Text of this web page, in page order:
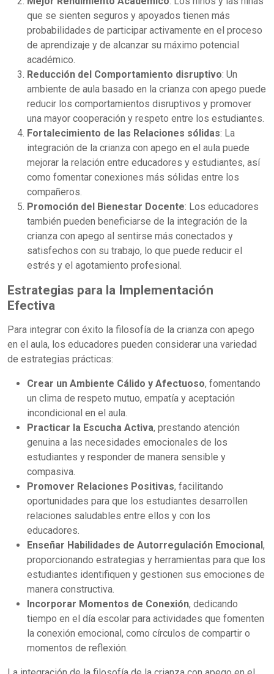
que se sienten seguros y apoyados tienen más
probabilidades de participar activamente en el proceso
de aprendizaje y de alcanzar su máximo potencial
académico.
Reducción del Comportamiento disruptivo: Un
ambiente de aula basado en la crianza con apego puede
reducir los comportamientos disruptivos y promover
una mayor cooperación y respeto entre los estudiantes.
Fortalecimiento de las Relaciones sólidas: La
integración de la crianza con apego en el aula puede
mejorar la relación entre educadores y estudiantes, así
como fomentar conexiones más sólidas entre los
compañeros.
Promoción del Bienestar Docente: Los educadores
también pueden beneficiarse de la integración de la
crianza con apego al sentirse más conectados y
satisfechos con su trabajo, lo que puede reducir el
estrés y el agotamiento profesional.
Estrategias para la Implementación
Efectiva
Para integrar con éxito la filosofía de la crianza con apego
en el aula, los educadores pueden considerar una variedad
de estrategias prácticas:
Crear un Ambiente Cálido y Afectuoso, fomentando
un clima de respeto mutuo, empatía y aceptación
incondicional en el aula.
Practicar la Escucha Activa, prestando atención
genuina a las necesidades emocionales de los
estudiantes y responder de manera sensible y
compasiva.
Promover Relaciones Positivas, facilitando
oportunidades para que los estudiantes desarrollen
relaciones saludables entre ellos y con los
educadores.
Enseñar Habilidades de Autorregulación Emocional ,
proporcionando estrategias y herramientas para que los
estudiantes identifiquen y gestionen sus emociones de
manera constructiva.
Incorporar Momentos de Conexión, dedicando
tiempo en el día escolar para actividades que fomenten
la conexión emocional, como círculos de compartir o
momentos de reflexión.